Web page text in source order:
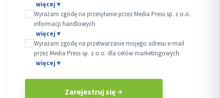
Wyrażam zgodę na przesyłanie przez Media Press sp. z o.o.
informacji handlowych
Wyrażam zgodę na przetwarzanie mojego adresu e-mail
przez Media Press sp. z o.o. dla celów marketingowych
Zarejestruj się